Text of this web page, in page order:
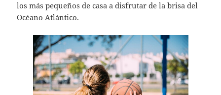
los más pequeños de casa a disfrutar de la brisa del
Océano Atlántico.